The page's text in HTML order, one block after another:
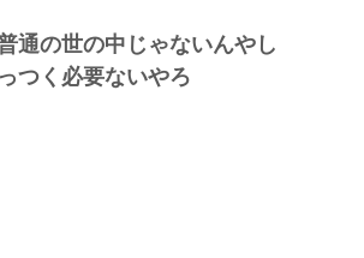
通の世の中じゃないんやし
つく必要ないやろ